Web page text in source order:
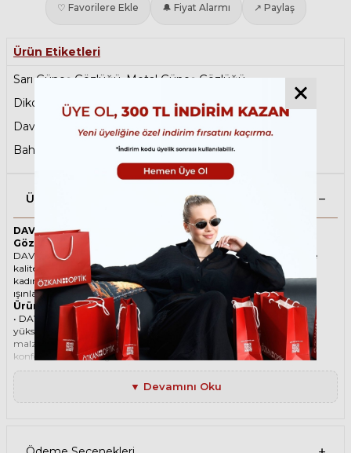
♡ Favorilere Ekle 🔔 Fiyat Alarmı ↗ Paylaş
Ürün Etiketleri
Sarı Güneş Gözlüğü,Metal Güneş Gözlüğü,
Dikdörtgen Güneş Gözlüğü, Babalar Günü ,
David Beckham Erkek Güneş Gözlüğü
Sonbahar Şıklığı
Baharın Favorileri
Ürün Açıklaması
DAVID BECKHAM 1078/S 06JMT 53 Sarı Unisex Güneş
Gözlüğü
DAVID BECKHAM ikonik Dikdörtgen Metal güneş gözlüğü, tarzı ve
kaliteli malzemesi ile göz alıcı bir aksesuar. Hem erkekler hem de
kadınlar için uygun olan bu güneş gözlüğü, güneşin zararlı
ışınlarından korunmanızı sağlarken, stilinizi de yansıtır.
Ürün Faydaları
• DAVID BECKHAM 1078/S 06JMT 53 Sarı Unisex güneş gözlüğü,
yüksek kaliteli Metal çerçeveye ve Polikarbon lense sahiptir. Bu
malzemeler, güneş gözlüğünüzün uzun ömürlü, dayanıklı ve
konforlu olmasını sağlar.
• DAVID BECKHAM 1078/S 06JMT 53 Unisex Sarı güneş gözlüğü,
%100 UV koruması sunar. Bu sayede, gözlerinizi güneşin zararlı
ışınlarından korur ve göz sağlığınızı korur. Yeşil cam rengi, ışığı
dengeli bir şekilde filtreler ve her ortamda rahat bir görüş sağlar.
• Kılıf
▼ Devamını Oku